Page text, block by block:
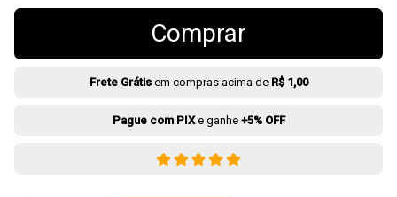
Comprar
Frete Grátisem compras acima de R$ 1,00
Pague com PIXe ganhe +5% OFF